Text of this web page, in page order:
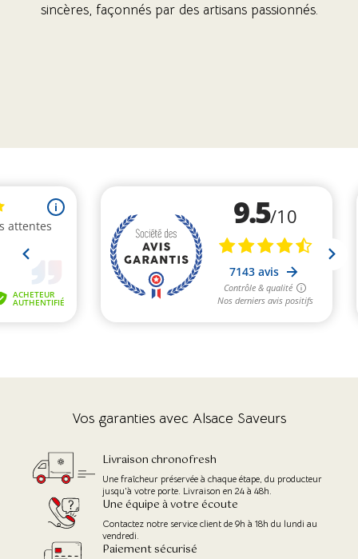
sincères, façonnés par des artisans passionnés.
Vos garanties avec Alsace Saveurs
Livraison chronofresh
Une fraîcheur préservée à chaque étape, du producteur
jusqu'à votre porte. Livraison en 24 à 48h.
Une équipe à votre écoute
Contactez notre service client de 9h à 18h du lundi au
vendredi.
Paiement sécurisé